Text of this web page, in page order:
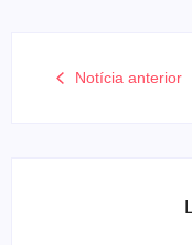
Notícia anterior